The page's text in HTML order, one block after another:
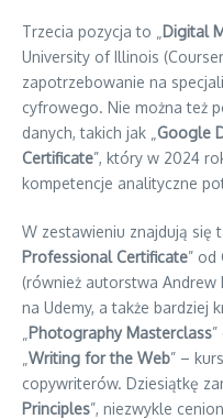
Trzecia pozycja to „ Digital
University of Illinois
zapotrzebowanie na
cyfrowego. Nie można też
danych, takich jak „ Google
Certificate”, który w 2024
kompetencje analityczne
W zestawieniu znajdują się
Professional Certificate” od
(również autorstwa Andrew
na Udemy, a także bardziej
Photography Masterclass
Writing for the Web” –
copywriterów. Dziesiątkę
Principles”, niezwykle